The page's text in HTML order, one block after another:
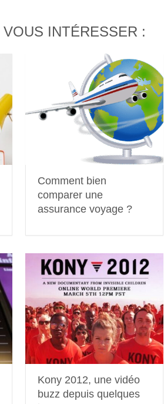
INTÉRESSER :
Comment bien
comparer une
assurance voyage ?
Kony 2012, une vidéo
buzz depuis quelques